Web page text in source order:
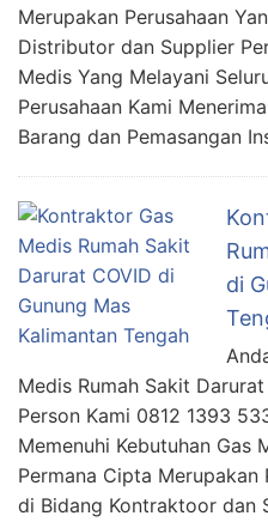
Merupakan Perusahaan
Distributor dan Supplier
Medis Yang Melayani
Perusahaan Kami
Barang dan Pemasangan
di
Medis Rumah Sakit
Person Kami 0812 1393
Memenuhi Kebutuhan Gas
Permana Cipta Merupakan
di Bidang Kontraktoor dan